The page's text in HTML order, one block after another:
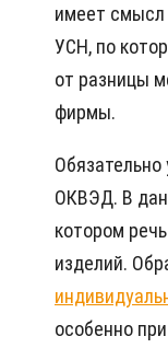
имеет смысл
УСН, по
от разницы
фирмы.
ОКВЭД. В
котором
изделий.
особенно